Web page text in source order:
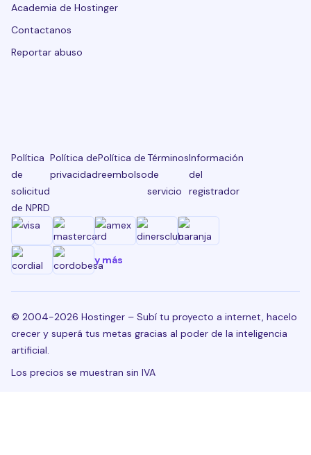
Academia de Hostinger
Contactanos
Reportar abuso
Política
de
solicitud
de NPRD
Política de
privacidad
Política de
reembolso
Términos
de
servicio
Información
del
registrador
y más
© 2004-2026 Hostinger – Subí tu proyecto a internet, hacelo
crecer y superá tus metas gracias al poder de la inteligencia
artificial.
Los precios se muestran sin IVA